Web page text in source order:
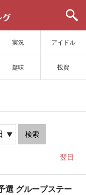
実況 アイドル
趣味 投資
検索
翌日
選 グループステー